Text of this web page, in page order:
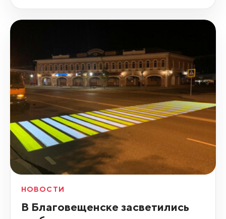
НОВОСТИ
В Благовещенске засветились